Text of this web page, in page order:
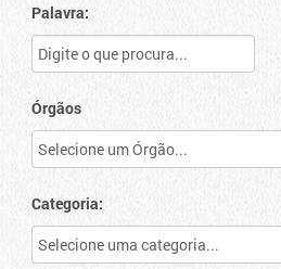
Palavra:
Órgãos
Categoria: